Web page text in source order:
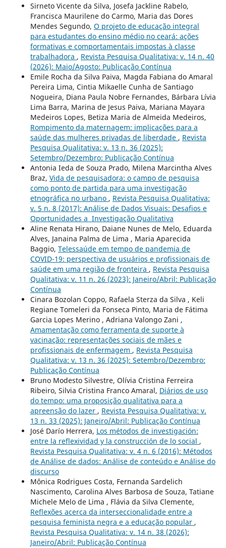
Sirneto Vicente da Silva, Josefa Jackline Rabelo,
Francisca Maurilene do Carmo, Maria das Dores
Mendes Segundo, O projeto de educação integral
para estudantes do ensino médio no ceará: ações
formativas e comportamentais impostas à classe
trabalhadora , Revista Pesquisa Qualitativa: v. 14 n. 40
(2026): Maio/Agosto: Publicação Contínua
Emile Rocha da Silva Paiva, Magda Fabiana do Amaral
Pereira Lima, Cintia Mikaelle Cunha de Santiago
Nogueira, Diana Paula Nobre Fernandes, Bárbara Lívia
Lima Barra, Marina de Jesus Paiva, Mariana Mayara
Medeiros Lopes, Betiza Maria de Almeida Medeiros,
Rompimento da maternagem: implicações para a
saúde das mulheres privadas de liberdade , Revista
Pesquisa Qualitativa: v. 13 n. 36 (2025):
Setembro/Dezembro: Publicação Contínua
Antonia Ieda de Souza Prado, Milena Marcintha Alves
Braz, Vida de pesquisadora: o campo de pesquisa
como ponto de partida para uma investigação
etnográfica no urbano , Revista Pesquisa Qualitativa:
v. 5 n. 8 (2017): Análise de Dados Visuais: Desafios e
Oportunidades a Investigação Qualitativa
Aline Renata Hirano, Daiane Nunes de Melo, Eduarda
Alves, Janaina Palma de Lima , Maria Aparecida
Baggio, Telessaúde em tempo de pandemia de
COVID-19: perspectiva de usuários e profissionais de
saúde em uma região de fronteira , Revista Pesquisa
Qualitativa: v. 11 n. 26 (2023): Janeiro/Abril: Publicação
Contínua
Cinara Bozolan Coppo, Rafaela Sterza da Silva , Keli
Regiane Tomeleri da Fonseca Pinto, Maria de Fátima
Garcia Lopes Merino , Adriana Valongo Zani ,
Amamentação como ferramenta de suporte à
vacinação: representações sociais de mães e
profissionais de enfermagem , Revista Pesquisa
Qualitativa: v. 13 n. 36 (2025): Setembro/Dezembro:
Publicação Contínua
Bruno Modesto Silvestre, Olívia Cristina Ferreira
Ribeiro, Silvia Cristina Franco Amaral, Diários de uso
do tempo: uma proposição qualitativa para a
apreensão do lazer , Revista Pesquisa Qualitativa: v.
13 n. 33 (2025): Janeiro/Abril: Publicação Contínua
José Darío Herrera, Los métodos de investigación:
entre la reflexividad y la construcción de lo social ,
Revista Pesquisa Qualitativa: v. 4 n. 6 (2016): Métodos
de Análise de dados: Análise de conteúdo e Análise do
discurso
Mônica Rodrigues Costa, Fernanda Sardelich
Nascimento, Carolina Alves Barbosa de Souza, Tatiane
Michele Melo de Lima , Flávia da Silva Clemente,
Reflexões acerca da interseccionalidade entre a
pesquisa feminista negra e a educação popular ,
Revista Pesquisa Qualitativa: v. 14 n. 38 (2026):
Janeiro/Abril: Publicação Contínua